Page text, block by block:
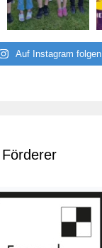
Auf Instagram folgen